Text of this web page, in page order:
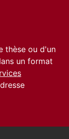
thèse ou d'un
un format